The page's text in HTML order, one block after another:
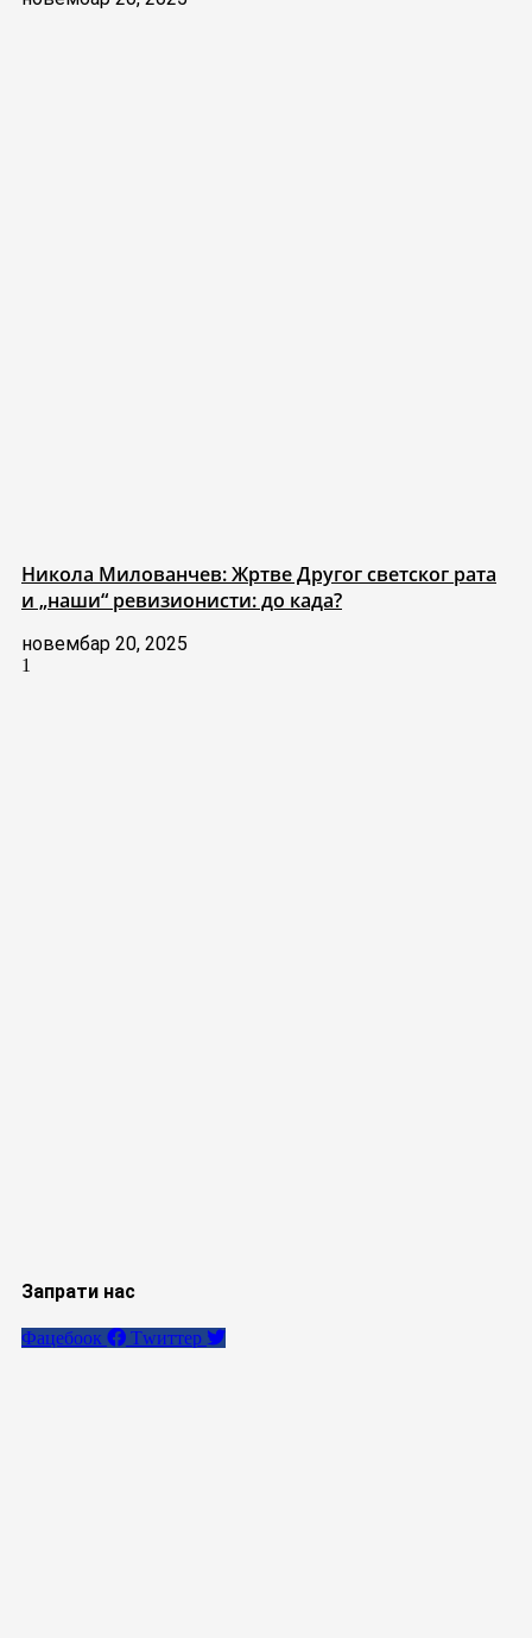
Никола Милованчев: Жртве Другог светског рата
и „наши“ ревизионисти: до када?
новембар 20, 2025
Запрати нас
Фацебоок Тwиттер